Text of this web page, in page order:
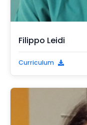
Filippo Leidi
Curriculum